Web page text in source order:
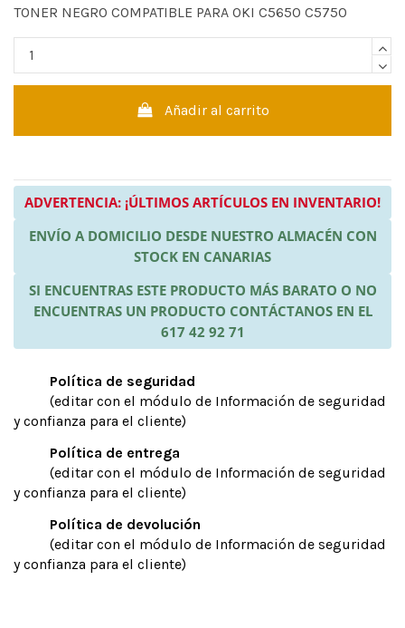
TONER NEGRO COMPATIBLE PARA OKI C5650 C5750
Añadir al carrito
ADVERTENCIA: ¡ÚLTIMOS ARTÍCULOS EN INVENTARIO!
ENVÍO A DOMICILIO DESDE NUESTRO ALMACÉN CON
STOCK EN CANARIAS
SI ENCUENTRAS ESTE PRODUCTO MÁS BARATO O NO
ENCUENTRAS UN PRODUCTO CONTÁCTANOS EN EL
617 42 92 71
Política de seguridad
(editar con el módulo de Información de seguridad
y confianza para el cliente)
Política de entrega
(editar con el módulo de Información de seguridad
y confianza para el cliente)
Política de devolución
(editar con el módulo de Información de seguridad
y confianza para el cliente)